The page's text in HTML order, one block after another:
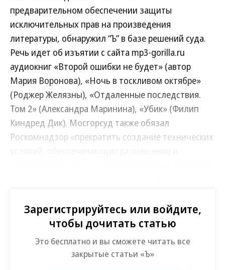
предварительном обеспечении защиты
исключительных прав на произведения
литературы, обнаружил “Ъ” в базе решений суда.
Речь идет об изъятии с сайта mp3-gorilla.ru
аудиокниг «Второй ошибки не будет» (автор
Мария Воронова), «Ночь в тоскливом октябре»
(Роджер Желязны), «Отдаленные последствия.
Том 2» (Александра Маринина), «Убик» (Филип
Киндред Дик). Мосгорсуд также обязал
Роскомнадзор «прекратить создание технических
были удалены. Сам иск был подан издательством
31 июня к А. Л. Антохину.
В «Эксмо» уточнили, что интересы
издательства представляет Ассоциация по
Зарегистрируйтесь или войдите,
чтобы дочитать статью
Это бесплатно и вы сможете читать все
закрытые статьи «Ъ»